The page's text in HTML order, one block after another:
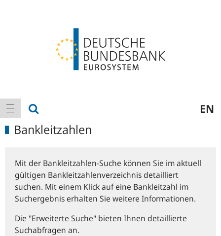
Hauptnavigation
Navigation anzeigen EN
Bankleitzahlen
Mit der Bankleitzahlen-Suche können Sie im aktuell
gültigen Bankleitzahlenverzeichnis detailliert
suchen. Mit einem Klick auf eine Bankleitzahl im
Suchergebnis erhalten Sie weitere Informationen.
Die "Erweiterte Suche" bieten Ihnen detaillierte
Suchabfragen an.